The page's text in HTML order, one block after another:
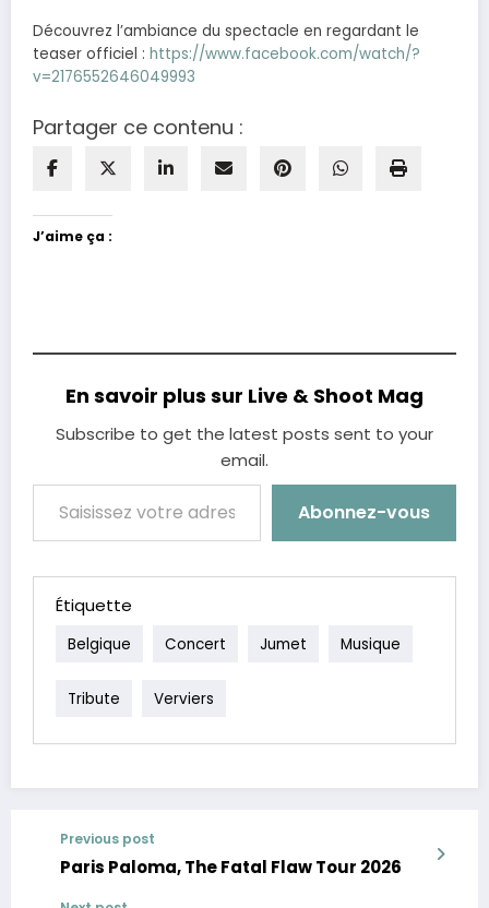
Découvrez l’ambiance du spectacle en regardant le
teaser officiel : https://www.facebook.com/watch/?
v=2176552646049993
Partager ce contenu :
J’aime ça :
En savoir plus sur Live & Shoot Mag
Subscribe to get the latest posts sent to your
email.
Saisissez votre adresse e-mail…
Abonnez-vous
Étiquette
Belgique Concert Jumet Musique
Tribute Verviers
Previous post
Paris Paloma, The Fatal Flaw Tour 2026